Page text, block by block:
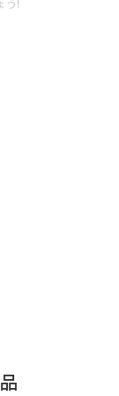
送前にご請求させ
指定可能